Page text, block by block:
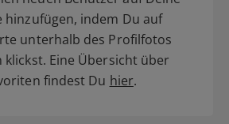
hinzufügen, indem Du auf
unterhalb des Profilfotos
klickst. Eine Übersicht über
findest Du hier.